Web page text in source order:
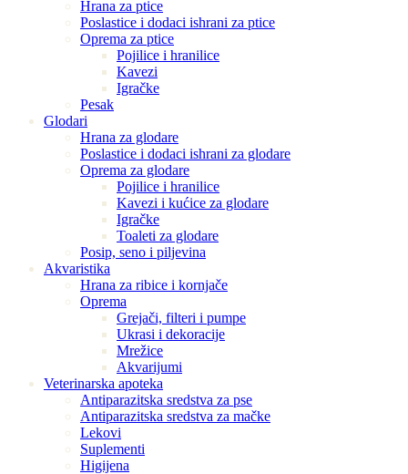
Hrana za ptice
Poslastice i dodaci ishrani za ptice
Oprema za ptice
Pojilice i hranilice
Kavezi
Igračke
Pesak
Glodari
Hrana za glodare
Poslastice i dodaci ishrani za glodare
Oprema za glodare
Pojilice i hranilice
Kavezi i kućice za glodare
Igračke
Toaleti za glodare
Posip, seno i piljevina
Akvaristika
Hrana za ribice i kornjače
Oprema
Grejači, filteri i pumpe
Ukrasi i dekoracije
Mrežice
Akvarijumi
Veterinarska apoteka
Antiparazitska sredstva za pse
Antiparazitska sredstva za mačke
Lekovi
Suplementi
Higijena